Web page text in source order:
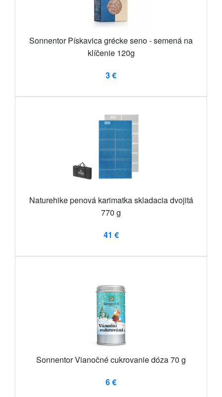
Sonnentor Pískavica grécke seno - semená na
klíčenie 120g
3 €
Naturehike penová karimatka skladacia dvojitá
770 g
41 €
Sonnentor Vianočné cukrovanie dóza 70 g
6 €